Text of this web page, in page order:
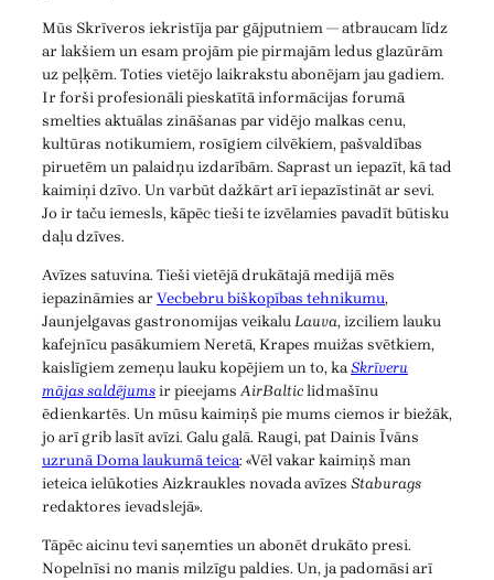
Mūs Skrīveros iekristīja par gājputniem — atbraucam līdz
ar lakšiem un esam projām pie pirmajām ledus glazūrām
uz peļķēm. Toties vietējo laikrakstu abonējam jau gadiem.
Ir forši profesionāli pieskatītā informācijas forumā
smelties aktuālas zināšanas par vidējo malkas cenu,
kultūras notikumiem, rosīgiem cilvēkiem, pašvaldības
piruetēm un palaidņu izdarībām. Saprast un iepazīt, kā tad
kaimiņi dzīvo. Un varbūt dažkārt arī iepazīstināt ar sevi.
Jo ir taču iemesls, kāpēc tieši te izvēlamies pavadīt būtisku
daļu dzīves.
Avīzes satuvina. Tieši vietējā drukātajā medijā mēs
iepazināmies arVecbebru biškopības tehnikumu,
Jaunjelgavas gastronomijas veikaluLauva, izciliem lauku
kafejnīcu pasākumiem Neretā, Krapes muižas svētkiem,
kaislīgiem zemeņu lauku kopējiem un to, kaSkrīveru
mājas saldējumsir pieejamsAirBalticlidmašīnu
ēdienkartēs. Un mūsu kaimiņš pie mums ciemos ir biežāk,
jo arī grib lasīt avīzi. Galu galā. Raugi, pat Dainis Īvāns
uzrunā Doma laukumā teica: «Vēl vakar kaimiņš man
ieteica ielūkoties Aizkraukles novada avīzes Staburags
redaktores ievadslejā».
Tāpēc aicinu tevi saņemties un abonēt drukāto presi.
Nopelnīsi no manis milzīgu paldies. Un, ja padomāsi arī